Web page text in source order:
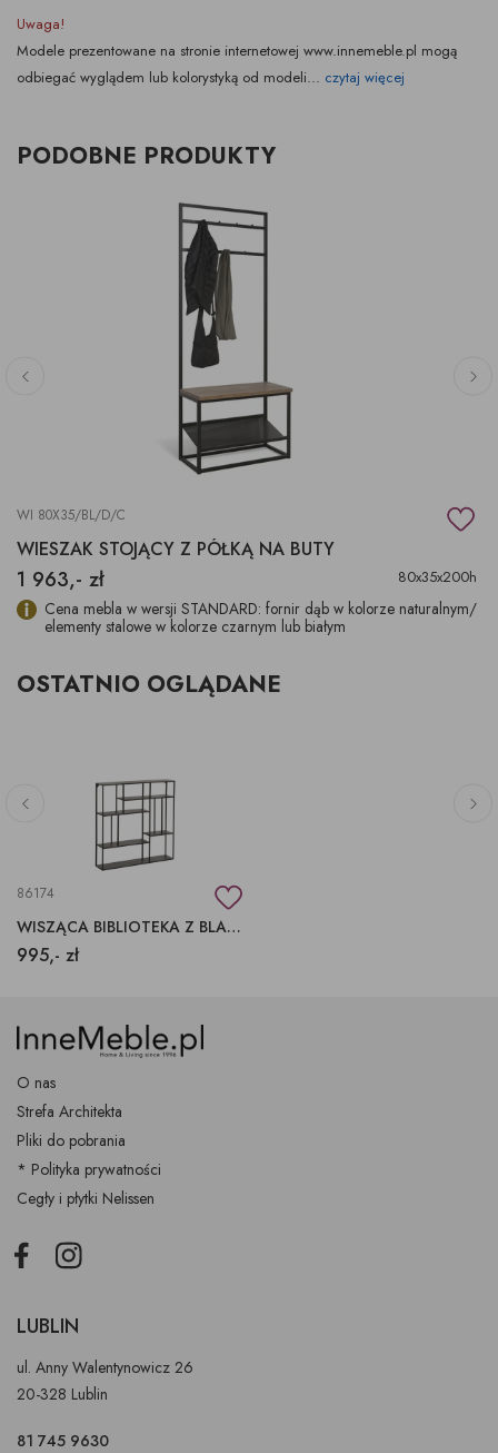
Uwaga!
Modele prezentowane na stronie internetowej www.innemeble.pl mogą
odbiegać wyglądem lub kolorystyką od modeli... czytaj więcej
PODOBNE PRODUKTY
WI 80X35/BL/D/C
WIESZAK STOJĄCY Z PÓŁKĄ NA BUTY
1 963,- zł 80x35x200h
Cena mebla w wersji STANDARD: fornir dąb w kolorze naturalnym/
elementy stalowe w kolorze czarnym lub białym
OSTATNIO OGLĄDANE
86174
WISZĄCA BIBLIOTEKA Z BLASZANYMI PÓŁKAMI
995,- zł
O nas
Strefa Architekta
Pliki do pobrania
* Polityka prywatności
Cegły i płytki Nelissen
FacebookInstagram
LUBLIN
ul. Anny Walentynowicz 26
20-328 Lublin
81 745 9630